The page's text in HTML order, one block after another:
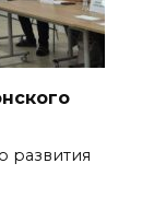
развития